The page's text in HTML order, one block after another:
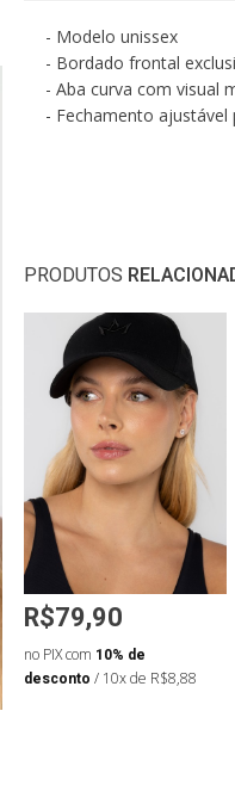
- Modelo unissex
- Bordado frontal
- Aba curva com visual
- Fechamento ajustável
PRODUTOS
R$79,90
no PIX com 10% de
desconto / 10x de R$8,88